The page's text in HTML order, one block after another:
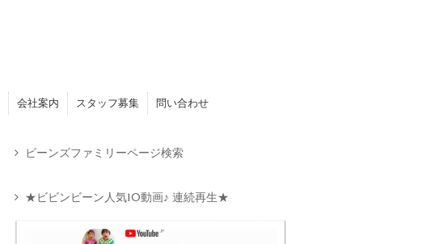
会社案内 スタッフ募集 問い合わせ
ビーンズファミリーページ検索
★ビビンビーン人気10動画♪ 連続再生★